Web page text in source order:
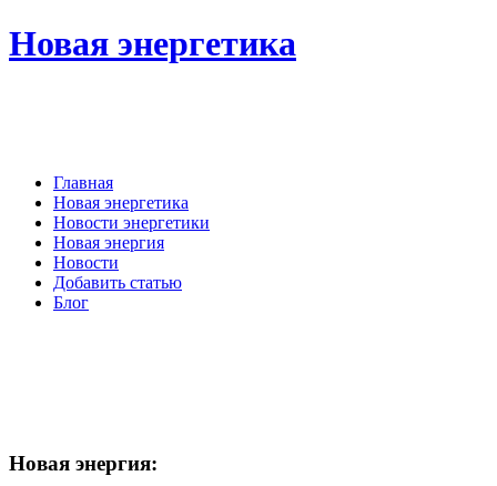
Новая энергетика
Главная
Новая энергетика
Новости энергетики
Новая энергия
Новости
Добавить статью
Блог
Новая энергия: